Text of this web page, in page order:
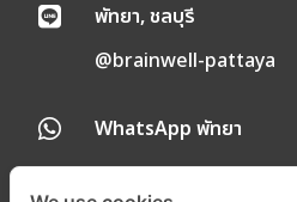

พัทยา, ชลบุรี
@brainwell-pattaya
 WhatsApp พัทยา